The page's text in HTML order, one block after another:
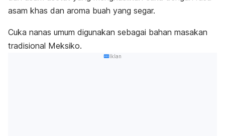
asam khas dan aroma buah yang segar.
Cuka nanas umum digunakan sebagai bahan masakan
tradisional Meksiko.
Iklan